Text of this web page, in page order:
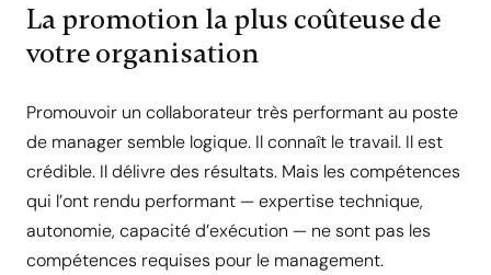
La promotion la plus coûteuse de
votre organisation
Promouvoir un collaborateur très performant au poste
de manager semble logique. Il connaît le travail. Il est
crédible. Il délivre des résultats. Mais les compétences
qui l’ont rendu performant — expertise technique,
autonomie, capacité d’exécution — ne sont pas les
compétences requises pour le management.